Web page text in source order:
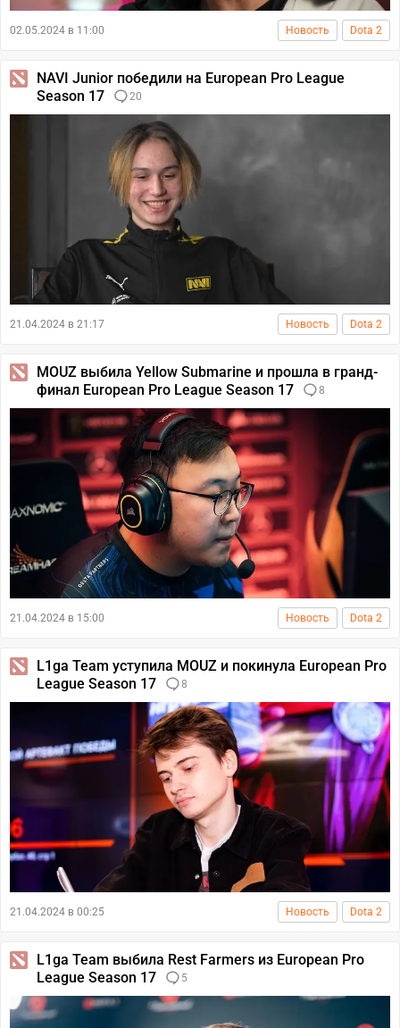
02.05.2024 в 11:00 Новость Dota 2
NAVI Junior победили на European Pro League
Season 17
20
21.04.2024 в 21:17 Новость Dota 2
MOUZ выбила Yellow Submarine и прошла в гранд-
финал European Pro League Season 17
8
21.04.2024 в 15:00 Новость Dota 2
L1ga Team уступила MOUZ и покинула European Pro
League Season 17
8
21.04.2024 в 00:25 Новость Dota 2
L1ga Team выбила Rest Farmers из European Pro
League Season 17
5